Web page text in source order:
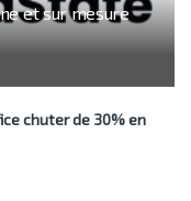
et sur mesure
chuter de 30% en